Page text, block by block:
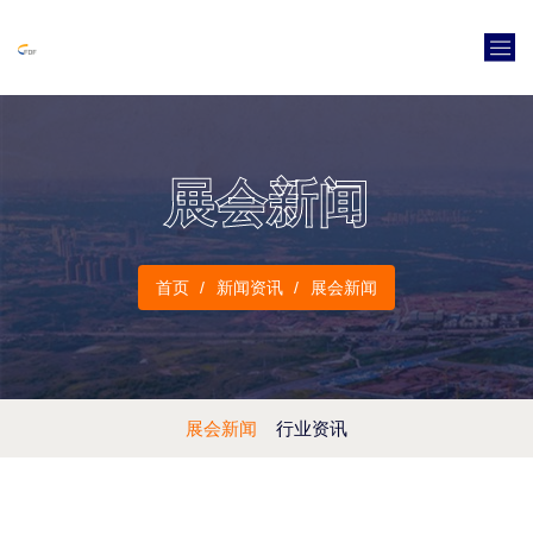
展会新闻
首页 新闻资讯 展会新闻
展会新闻 行业资讯